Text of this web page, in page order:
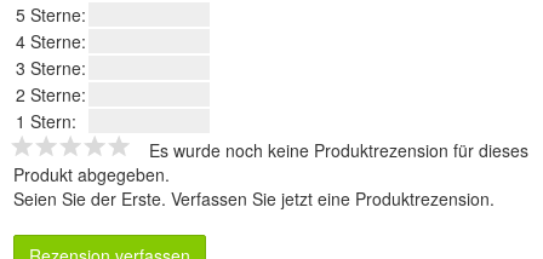
5 Sterne:
4 Sterne:
3 Sterne:
2 Sterne:
1 Stern:
Es wurde noch keine Produktrezension für dieses
Produkt abgegeben.
Seien Sie der Erste. Verfassen Sie jetzt eine Produktrezension.